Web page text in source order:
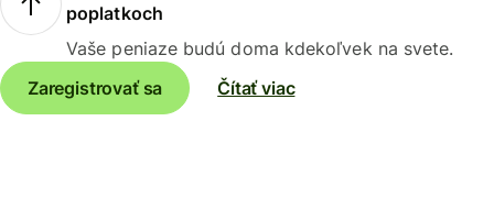
poplatkoch
Vaše peniaze budú doma kdekoľvek na svete.
Zaregistrovať sa
Čítať viac